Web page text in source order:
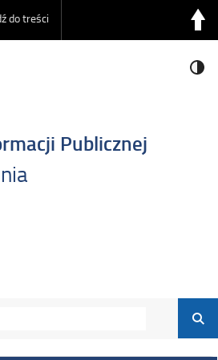
do treści
Publicznej